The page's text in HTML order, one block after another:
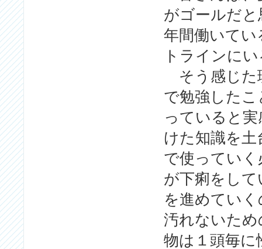
がゴールだ
年間働いてい
トラインに
そう感じた
で勉強した
っていると
けた知識を
で使ってい
が下痢をし
を進めてい
汚れないた
物は１頭毎に